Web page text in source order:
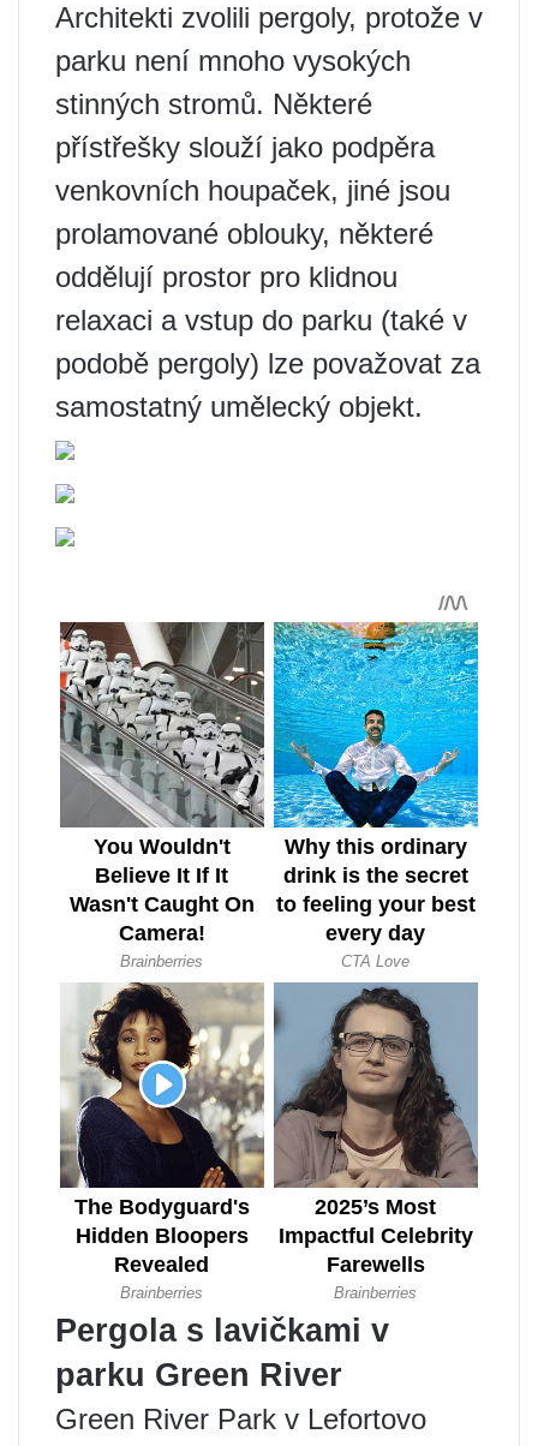
Architekti zvolili pergoly, protože v
parku není mnoho vysokých
stinných stromů. Některé
přístřešky slouží jako podpěra
venkovních houpaček, jiné jsou
prolamované oblouky, některé
oddělují prostor pro klidnou
relaxaci a vstup do parku (také v
podobě pergoly) lze považovat za
samostatný umělecký objekt.
Pergola s lavičkami v
parku Green River
Green River Park v Lefortovo